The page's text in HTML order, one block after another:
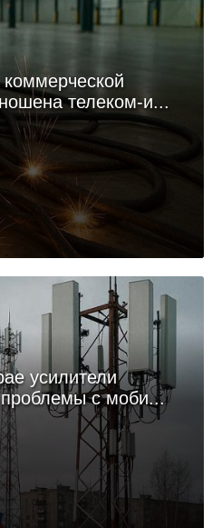
телеком-и...
усилители
с моби...